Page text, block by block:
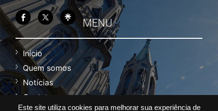
Este site utiliza cookies para melhorar sua experiência de
MENU
Início
Quem somos
Notícias
Contato